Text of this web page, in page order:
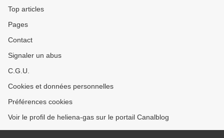
Top articles
Pages
Contact
Signaler un abus
C.G.U.
Cookies et données personnelles
Préférences cookies
Voir le profil de heliena-gas sur le portail Canalblog